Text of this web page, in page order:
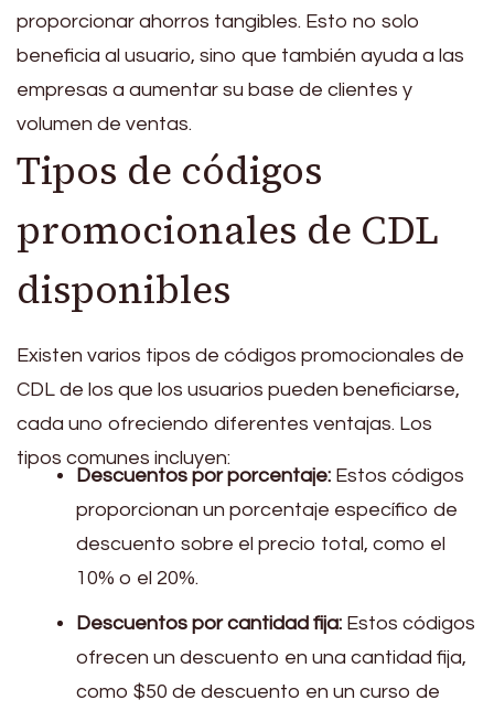
proporcionar ahorros tangibles. Esto no solo
beneficia al usuario, sino que también ayuda a las
empresas a aumentar su base de clientes y
volumen de ventas.
Tipos de códigos
promocionales de CDL
disponibles
Existen varios tipos de códigos promocionales de
CDL de los que los usuarios pueden beneficiarse,
cada uno ofreciendo diferentes ventajas. Los
tipos comunes incluyen:
Descuentos por porcentaje: Estos códigos
proporcionan un porcentaje específico de
descuento sobre el precio total, como el
10% o el 20%.
Descuentos por cantidad fija: Estos códigos
ofrecen un descuento en una cantidad fija,
como $50 de descuento en un curso de